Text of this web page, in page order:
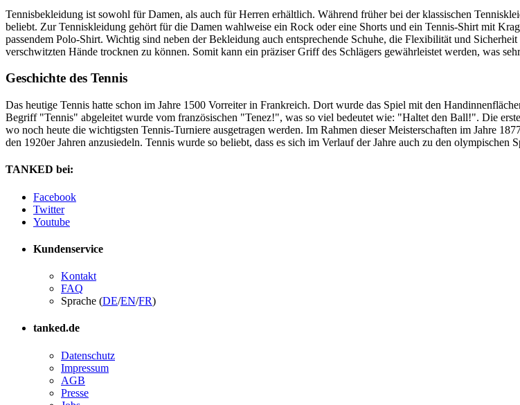
Tennisbekleidung ist sowohl für Damen, als auch für Herren erhältlich. Während früher bei der klassischen
beliebt. Zur Tenniskleidung gehört für die Damen wahlweise ein Rock oder eine Shorts und ein Tennis-Shirt mit
passendem Polo-Shirt. Wichtig sind neben der Bekleidung auch entsprechende Schuhe, die Flexibilität und
verschwitzten Hände trocknen zu können. Somit kann ein präziser Griff des Schlägers gewährleistet werden, was
Geschichte des Tennis
Das heutige Tennis hatte schon im Jahre 1500 Vorreiter in Frankreich. Dort wurde das Spiel mit den
Begriff "Tennis" abgeleitet wurde vom französischen "Tenez!", was so viel bedeutet wie: "Haltet den Ball!". Die
wo noch heute die wichtigsten Tennis-Turniere ausgetragen werden. Im Rahmen dieser Meisterschaften im Jahre
den 1920er Jahren anzusiedeln. Tennis wurde so beliebt, dass es sich im Verlauf der Jahre auch zu den olympischen
TANKED bei:
Facebook
Twitter
Youtube
Kundenservice
Kontakt
FAQ
Sprache (DE/EN/FR)
tanked.de
Datenschutz
Impressum
AGB
Presse